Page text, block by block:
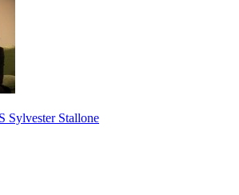
Sylvester Stallone